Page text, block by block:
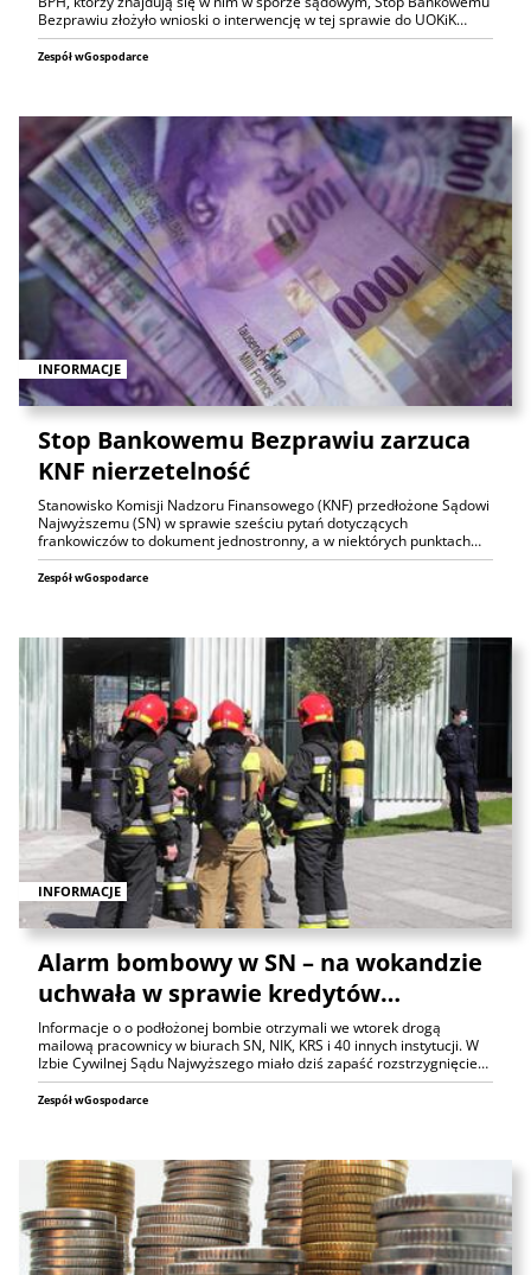
Bezprawiu złożyło wnioski o interwencję w tej sprawie do UOKiK…
Zespół wGospodarce
INFORMACJE
Stop Bankowemu Bezprawiu zarzuca
KNF nierzetelność
Stanowisko Komisji Nadzoru Finansowego (KNF) przedłożone Sądowi
Najwyższemu (SN) w sprawie sześciu pytań dotyczących
frankowiczów to dokument jednostronny, a w niektórych punktach…
Zespół wGospodarce
INFORMACJE
Alarm bombowy w SN – na wokandzie
uchwała w sprawie kredytów…
Informacje o o podłożonej bombie otrzymali we wtorek drogą
mailową pracownicy w biurach SN, NIK, KRS i 40 innych instytucji. W
Izbie Cywilnej Sądu Najwyższego miało dziś zapaść rozstrzygnięcie…
Zespół wGospodarce